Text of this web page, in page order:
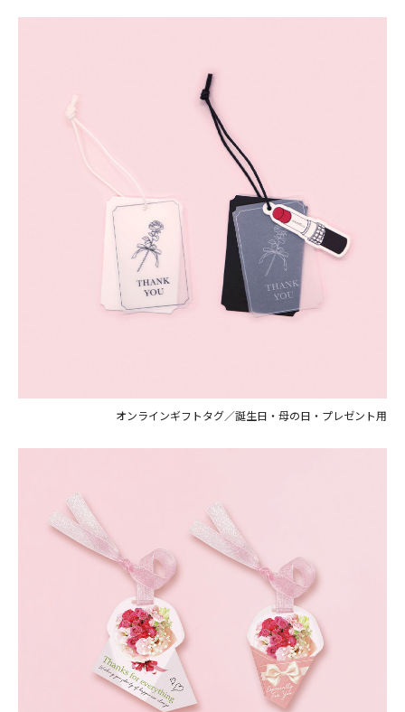
オンラインギフトタグ／誕生日・母の日・プレゼント用